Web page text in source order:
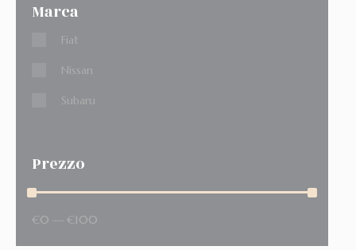
Marca
Fiat
Nissan
Subaru
Prezzo
€0 — €100